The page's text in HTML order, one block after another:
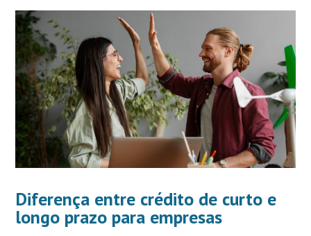
Diferença entre crédito de curto e
longo prazo para empresas